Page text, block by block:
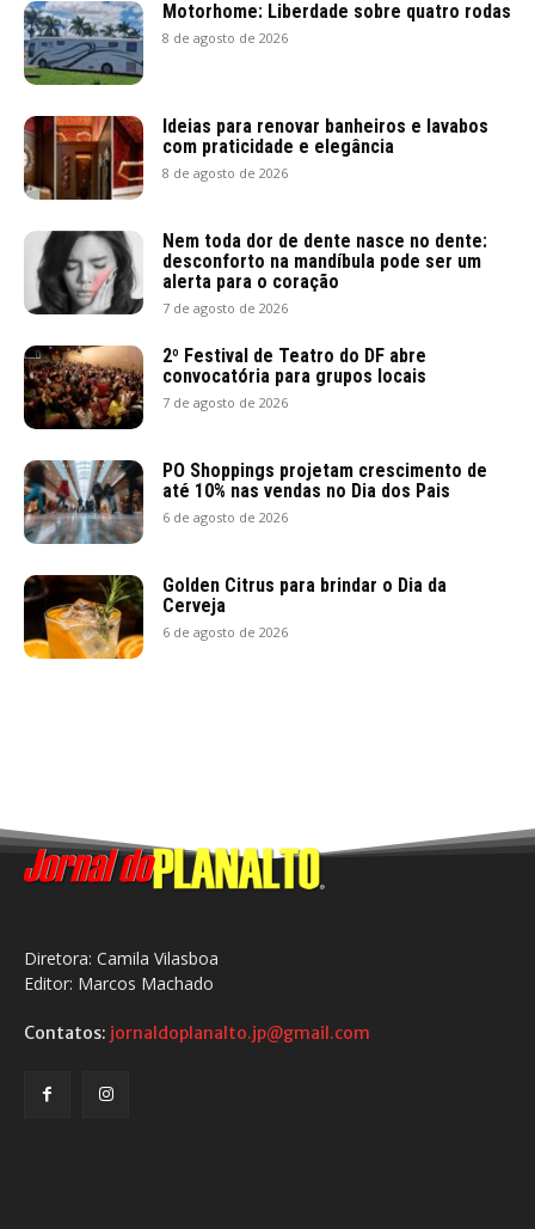
Motorhome: Liberdade sobre quatro rodas
8 de agosto de 2026
Ideias para renovar banheiros e lavabos
com praticidade e elegância
8 de agosto de 2026
Nem toda dor de dente nasce no dente:
desconforto na mandíbula pode ser um
alerta para o coração
7 de agosto de 2026
2º Festival de Teatro do DF abre
convocatória para grupos locais
7 de agosto de 2026
PO Shoppings projetam crescimento de
até 10% nas vendas no Dia dos Pais
6 de agosto de 2026
Golden Citrus para brindar o Dia da
Cerveja
6 de agosto de 2026
Diretora: Camila Vilasboa
Editor: Marcos Machado
Contatos: jornaldoplanalto.jp@gmail.com